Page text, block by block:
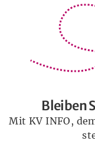
Bleiben
Mit KV INFO,